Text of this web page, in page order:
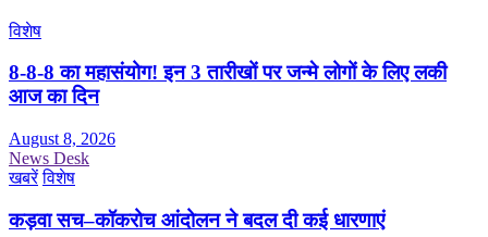
विशेष
8-8-8 का महासंयोग! इन 3 तारीखों पर जन्मे लोगों के लिए लकी
आज का दिन
August 8, 2026
News Desk
खबरें विशेष
कड़वा सच–कॉकरोच आंदोलन ने बदल दी कई धारणाएं